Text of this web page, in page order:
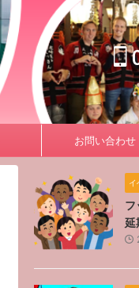
お問い合わせ
イ
フ
延